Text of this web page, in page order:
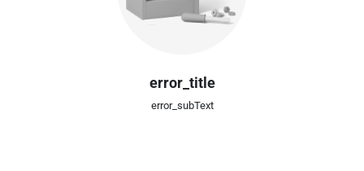
error_title
error_subText